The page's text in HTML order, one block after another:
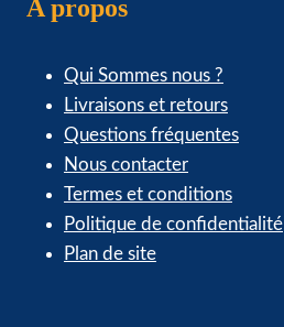
A propos
Qui Sommes nous ?
Livraisons et retours
Questions fréquentes
Nous contacter
Termes et conditions
Politique de confidentialité
Plan de site